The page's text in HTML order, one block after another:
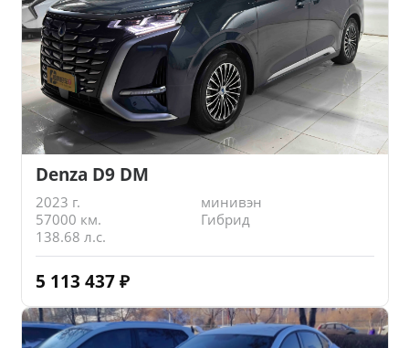
Denza D9 DM
2023 г.
минивэн
57000 км.
Гибрид
138.68 л.с.
5 113 437 ₽